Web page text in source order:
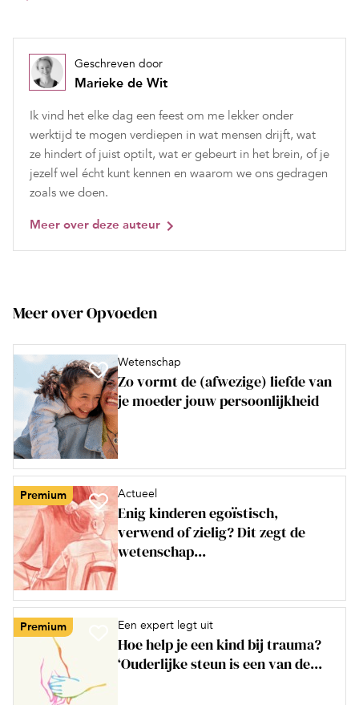
Geschreven door
Marieke de Wit
Ik vind het elke dag een feest om me lekker onder
werktijd te mogen verdiepen in wat mensen drijft, wat
ze hindert of juist optilt, wat er gebeurt in het brein, of je
jezelf wel écht kunt kennen en waarom we ons gedragen
zoals we doen.
Meer over deze auteur
Meer over Opvoeden
Wetenschap
Zo vormt de (afwezige) liefde van
je moeder jouw persoonlijkheid
Premium Actueel
Enig kinderen egoïstisch,
verwend of zielig? Dit zegt de
wetenschap...
Premium Een expert legt uit
Hoe help je een kind bij trauma?
‘Ouderlijke steun is een van de...